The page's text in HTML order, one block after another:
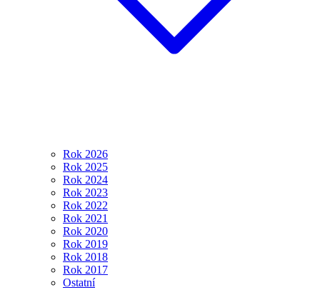
Rok 2026
Rok 2025
Rok 2024
Rok 2023
Rok 2022
Rok 2021
Rok 2020
Rok 2019
Rok 2018
Rok 2017
Ostatní